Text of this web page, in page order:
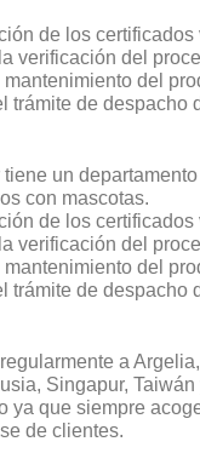
de los
verificación del
del
trámite de despacho
tiene un
con mascotas.
de los
verificación del
del
trámite de despacho
a
Singapur,
ya que siempre
de clientes.